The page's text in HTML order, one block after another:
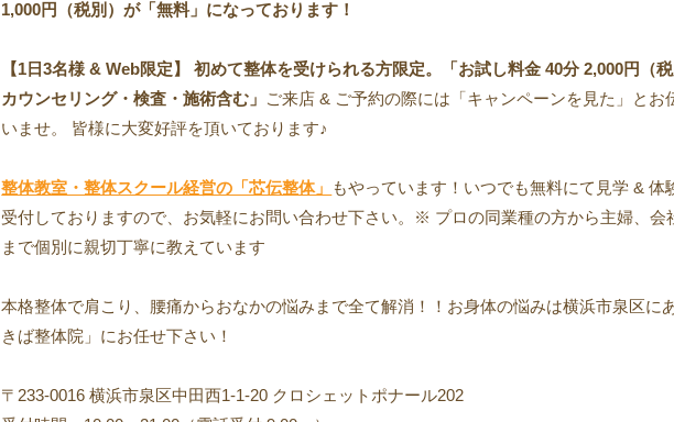
1,000円（税別）が「無料」になっております！
【1日3名様 & Web限定】 初めて整体を受けられる方限定。「お試し料金 40分 2,000円（税
カウンセリング・検査・施術含む」 ご来店 & ご予約の際には「キャンペーンを見た」とお
いませ。 皆様に大変好評を頂いております♪
整体教室・整体スクール経営の「芯伝整体」
もやっています！いつでも無料にて見学 & 体
受付しておりますので、お気軽にお問い合わせ下さい。※ プロの同業種の方から主婦、会
まで個別に親切丁寧に教えています
本格整体で肩こり、腰痛からおなかの悩みまで全て解消！！お身体の悩みは横浜市泉区に
きば整体院」にお任せ下さい！
〒233-0016 横浜市泉区中田西1-1-20 クロシェットポナール202